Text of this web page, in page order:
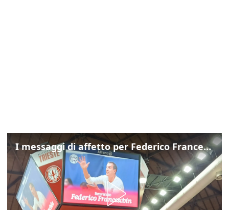
I messaggi di affetto per Federico Franceschin: così il mondo del basket gli è stato accanto fino all’ultimo